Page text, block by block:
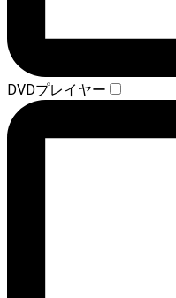
DVDプレイヤー